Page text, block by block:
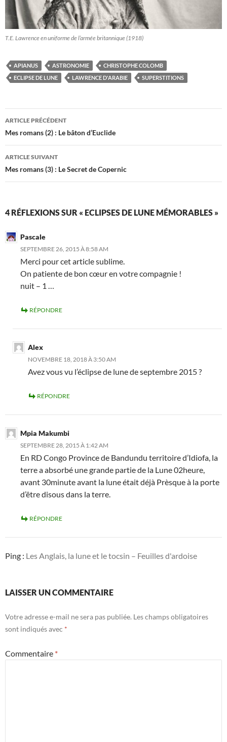
T.E. Lawrence en uniforme de l’armée britannique (1918)
APIANUS ASTRONOMIE
CHRISTOPHE COLOMB
ECLIPSE DE LUNE
LAWRENCE D'ARABIE SUPERSTITIONS
Navigation
des
articles
ARTICLE PRÉCÉDENT
Mes romans (2) : Le bâton d’Euclide
ARTICLE SUIVANT
Mes romans (3) : Le Secret de Copernic
4 RÉFLEXIONS SUR « ECLIPSES DE LUNE MÉMORABLES »
Pascale
SEPTEMBRE 26, 2015 À 8:58 AM
Merci pour cet article sublime.
On patiente de bon cœur en votre compagnie !
nuit – 1 …
RÉPONDRE
Alex
NOVEMBRE 18, 2018 À 3:50 AM
Avez vous vu l’éclipse de lune de septembre 2015 ?
RÉPONDRE
Mpia Makumbi
SEPTEMBRE 28, 2015 À 1:42 AM
En RD Congo Province de Bandundu territoire d’Idiofa, la
terre a absorbé une grande partie de la Lune 02heure,
avant 30minute avant la lune était déjà Prèsque à la porte
d’être disous dans la terre.
RÉPONDRE
Ping : Les Anglais, la lune et le tocsin – Feuilles d'ardoise
LAISSER UN COMMENTAIRE
Votre adresse e-mail ne sera pas publiée. Les champs obligatoires
sont indiqués avec *
Commentaire *